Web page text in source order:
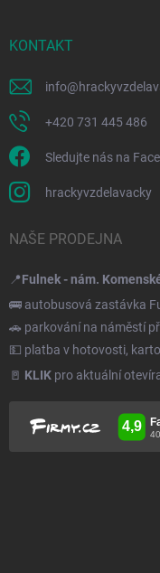
KONTAKT
info@
+420 731 445 486
Sledujte nás na
hrackyvzdelavacky
NAŠE PRODEJNA
📍Fulnek - nám.
🚌 autobusová zastávka
🚗 parkování na náměstí
💵 platba v hotovosti,
🚪 KLIK pro aktuální